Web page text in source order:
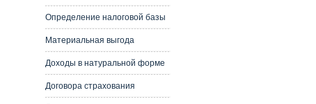
Определение налоговой базы
Материальная выгода
Доходы в натуральной форме
Договора страхования